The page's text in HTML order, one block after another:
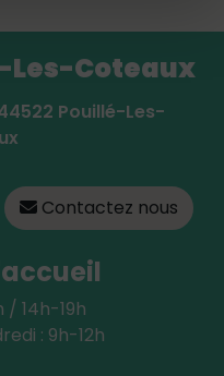
Les-Coteaux
Pouillé-Les-
Contactez nous
/ 14h-19h
: 9h-12h